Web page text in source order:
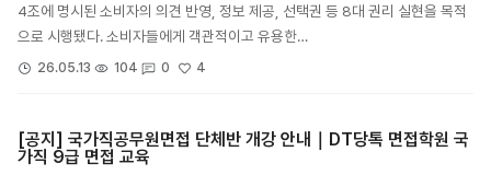
4조에 명시된 소비자의 의견 반영, 정보 제공, 선택권 등 8대 권리 실현을 목적
으로 시행됐다. 소비자들에게 객관적이고 유용한…
26.05.13 104 0 4
[공지] 국가직공무원면접 단체반 개강 안내｜DT당톡 면접학원 국
가직 9급 면접 교육